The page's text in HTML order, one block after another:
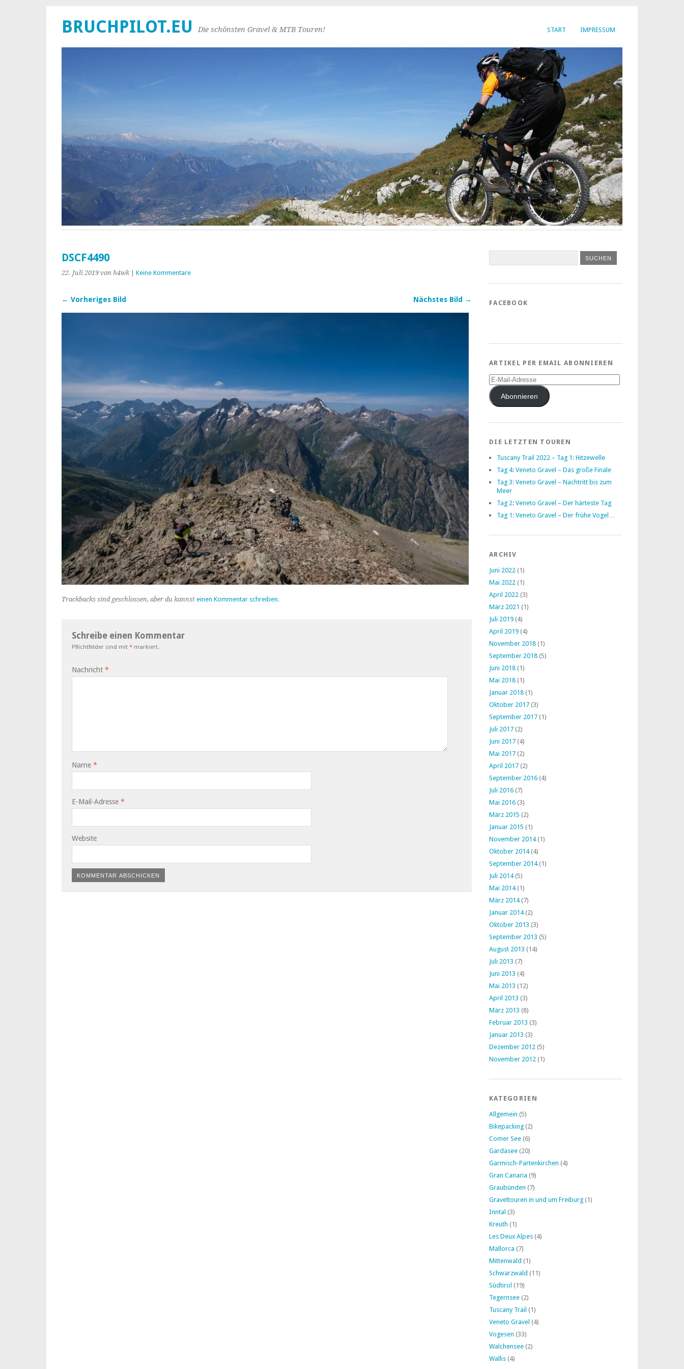
START IMPRESSUM
BRUCHPILOT.EU Die schönsten Gravel & MTB Touren!
DSCF4490
22. Juli 2019 von h4wk| Keine Kommentare
← Vorheriges Bild Nächstes Bild →
Trackbacks sind geschlossen, aber du kannst einen Kommentar schreiben.
Schreibe einen Kommentar
Pflichtfelder sind mit * markiert.
Nachricht *
Name *
E-Mail-Adresse *
Website
FACEBOOK
ARTIKEL PER EMAIL ABONNIEREN
E-
Mail-
AdresseAbonnieren
DIE LETZTEN TOUREN
Tuscany Trail 2022 – Tag 1: Hitzewelle
Tag 4: Veneto Gravel – Das große Finale
Tag 3: Veneto Gravel – Nachtritt bis zum
Meer
Tag 2: Veneto Gravel – Der härteste Tag
Tag 1: Veneto Gravel – Der frühe Vogel…
ARCHIV
Juni 2022 (1)
Mai 2022 (1)
April 2022 (3)
März 2021 (1)
Juli 2019 (4)
April 2019 (4)
November 2018 (1)
September 2018 (5)
Juni 2018 (1)
Mai 2018 (1)
Januar 2018 (1)
Oktober 2017 (3)
September 2017 (1)
Juli 2017 (2)
Juni 2017 (4)
Mai 2017 (2)
April 2017 (2)
September 2016 (4)
Juli 2016 (7)
Mai 2016 (3)
März 2015 (2)
Januar 2015 (1)
November 2014(1)
Oktober 2014(4)
September 2014(1)
Juli 2014(5)
Mai 2014(1)
März 2014(7)
Januar 2014(2)
Oktober 2013 (3)
September 2013 (5)
August 2013 (14)
Juli 2013 (7)
Juni 2013 (4)
Mai 2013 (12)
April 2013 (3)
März 2013 (8)
Februar 2013 (3)
Januar 2013 (3)
Dezember 2012 (5)
November 2012 (1)
KATEGORIEN
Allgemein (5)
Bikepacking (2)
Comer See (6)
Gardasee (20)
Garmisch-Partenkirchen (4)
Gran Canaria (9)
Graubünden (7)
Graveltouren in und um Freiburg (1)
Inntal (3)
Kreuth (1)
Les Deux Alpes (4)
Mallorca (7)
Mittenwald (1)
Schwarzwald (11)
Südtirol (19)
Tegernsee (2)
Tuscany Trail (1)
Veneto Gravel (4)
Vogesen (33)
Walchensee (2)
Wallis (4)